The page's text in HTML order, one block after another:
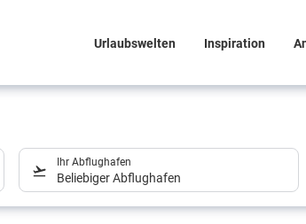
Urlaubswelten Inspiration
Ihr Abflughafen
Beliebiger Abflughafen